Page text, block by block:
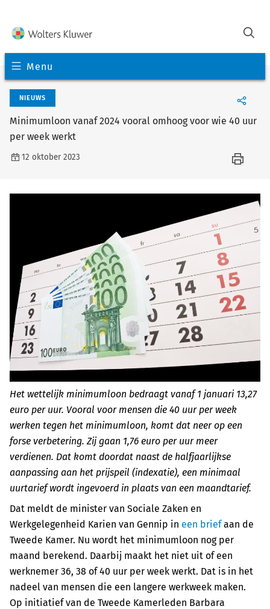
Menu
NIEUWS
Minimumloon vanaf 2024 vooral omhoog voor wie 40 uur
per week werkt
12 oktober 2023
Het wettelijk minimumloon bedraagt vanaf 1 januari 13,27
euro per uur. Vooral voor mensen die 40 uur per week
werken tegen het minimumloon, komt dat neer op een
forse verbetering. Zij gaan 1,76 euro per uur meer
verdienen. Dat komt doordat naast de halfjaarlijkse
aanpassing aan het prijspeil (indexatie), een minimaal
uurtarief wordt ingevoerd in plaats van een maandtarief.
Dat meldt de minister van Sociale Zaken en
Werkgelegenheid Karien van Gennip in een briefaan de
Tweede Kamer. Nu wordt het minimumloon nog per
maand berekend. Daarbij maakt het niet uit of een
werknemer 36, 38 of 40 uur per week werkt. Dat is in het
nadeel van mensen die een langere werkweek maken.
Op initiatief van de Tweede Kamerleden Barbara